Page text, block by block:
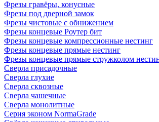
Фрезы гравёры, конусные
Фрезы под дверной замок
Фрезы чистовые с обнижением
Фрезы концевые Роутер бит
Фрезы концевые компрессионные нестинг
Фрезы концевые прямые нестинг
Фрезы концевые прямые стружколом
Сверла присадочные
Сверла глухие
Сверла сквозные
Сверла чашечные
Сверла монолитные
Серия эконом NormaGrade